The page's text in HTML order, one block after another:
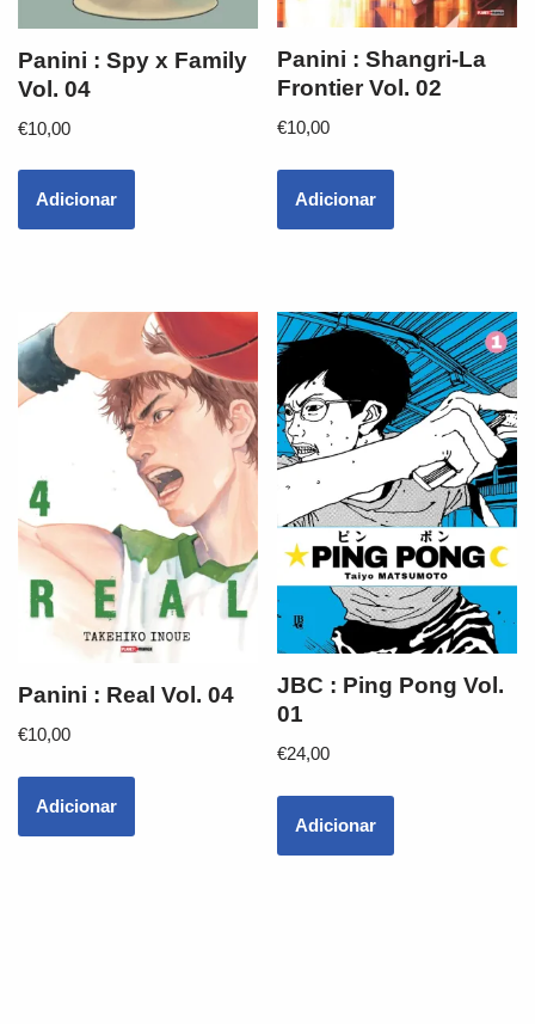
Panini : Spy x Family
Vol. 04
€10,00
Adicionar
Panini : Shangri-La
Frontier Vol. 02
€10,00
Adicionar
Panini : Real Vol. 04
€10,00
Adicionar
JBC : Ping Pong Vol.
01
€24,00
Adicionar